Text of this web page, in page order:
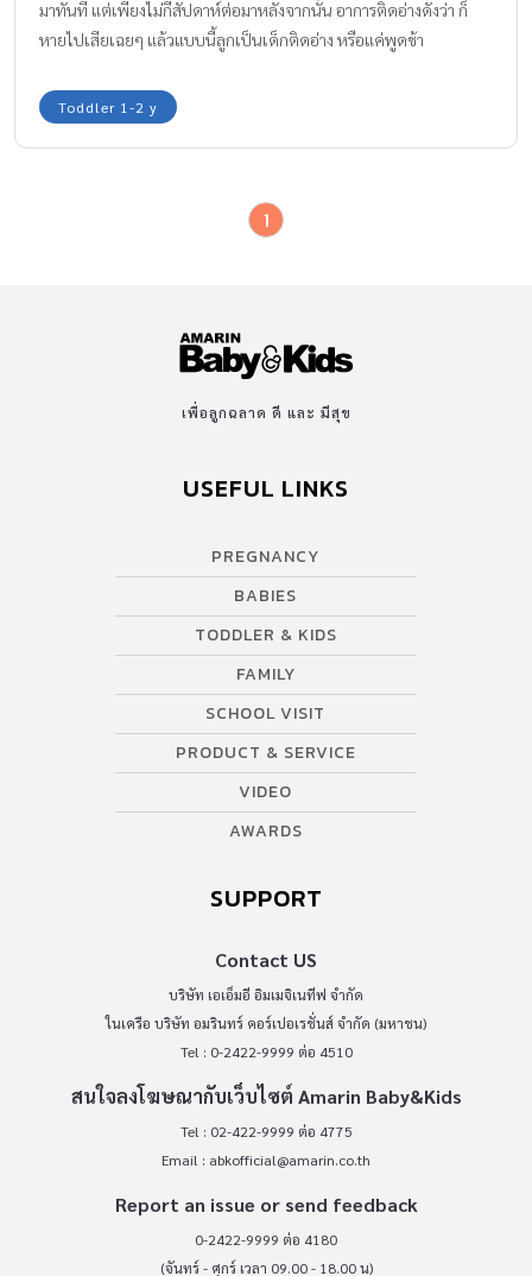
มาทันที แต่เพียงไม่กี่สัปดาห์ต่อมาหลังจากนั้น อาการติดอ่างดังว่า ก็
หายไปเสียเฉยๆ แล้วแบบนี้ลูกเป็นเด็กติดอ่าง หรือแค่พูดช้า
Toddler 1-2 y
1
เพื่อลูกฉลาด ดี และ มีสุข
USEFUL LINKS
PREGNANCY
BABIES
TODDLER & KIDS
FAMILY
SCHOOL VISIT
PRODUCT & SERVICE
VIDEO
AWARDS
SUPPORT
Contact US
บริษัท เอเอ็มอี อิมเมจิเนทีฟ จำกัด
ในเครือ บริษัท อมรินทร์ คอร์เปอเรชั่นส์ จำกัด (มหาชน)
Tel : 0-2422-9999 ต่อ 4510
สนใจลงโฆษณากับเว็บไซต์ Amarin Baby&Kids
Tel : 02-422-9999 ต่อ 4775
Email : abkofficial@amarin.co.th
Report an issue or send feedback
0-2422-9999 ต่อ 4180
(จันทร์ - ศุกร์ เวลา 09.00 - 18.00 น)